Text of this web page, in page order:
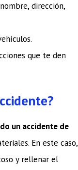
dirección,
que te den
un accidente de
En este caso,
y rellenar el